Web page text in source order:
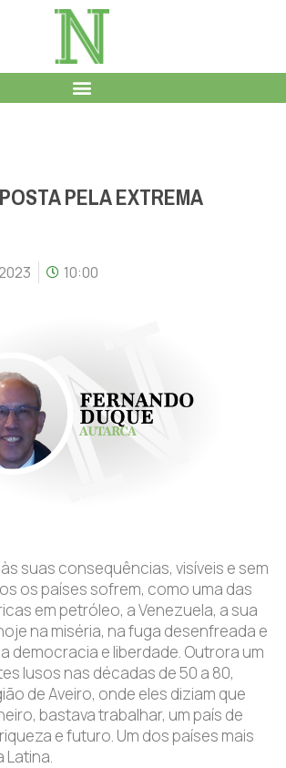
PELA EXTREMA
10:00
suas consequências, visíveis e sem
os países sofrem, como uma das
em petróleo, a Venezuela, a sua
na miséria, na fuga desenfreada e
democracia e liberdade. Outrora um
lusos nas décadas de 50 a 80,
de Aveiro, onde eles diziam que
bastava trabalhar, um país de
e futuro. Um dos países mais
Latina.